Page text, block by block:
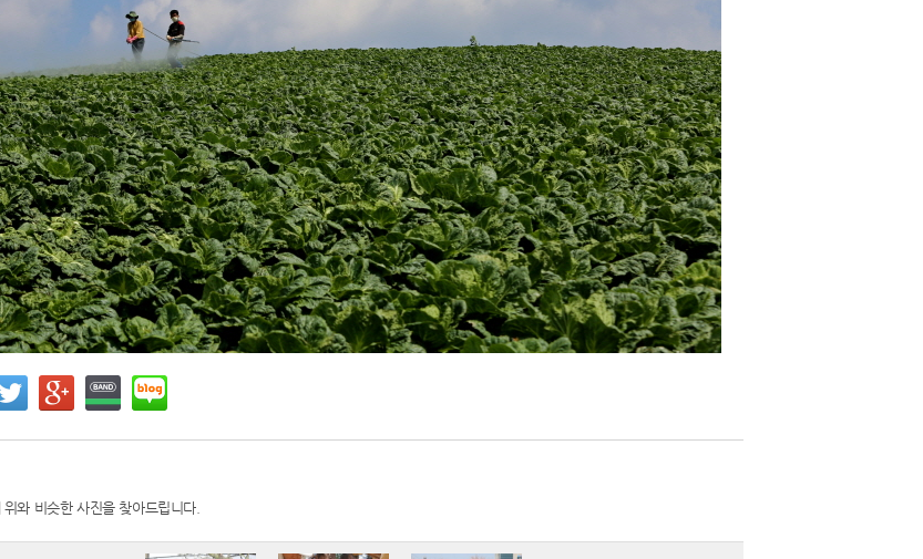
| 위와 비슷한 사진을 찾아드립니다.